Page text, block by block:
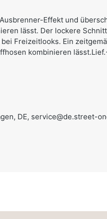
Effekt und
lässt. Der lockere
Freizeitlooks. Ein
kombinieren
DE, service@de.street-